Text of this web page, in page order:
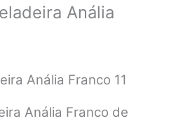
Anália
Anália Franco 11
Anália Franco de